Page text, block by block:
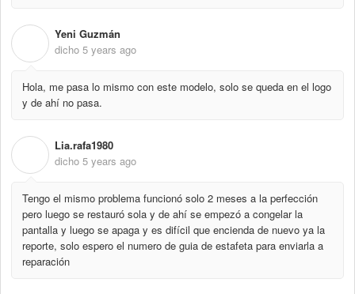
Yeni Guzmán
dicho 5 years ago
Hola, me pasa lo mismo con este modelo, solo se queda en el logo
y de ahí no pasa.
Lia.rafa1980
dicho 5 years ago
Tengo el mismo problema funcionó solo 2 meses a la perfección
pero luego se restauró sola y de ahí se empezó a congelar la
pantalla y luego se apaga y es difícil que encienda de nuevo ya la
reporte, solo espero el numero de guia de estafeta para enviarla a
reparación